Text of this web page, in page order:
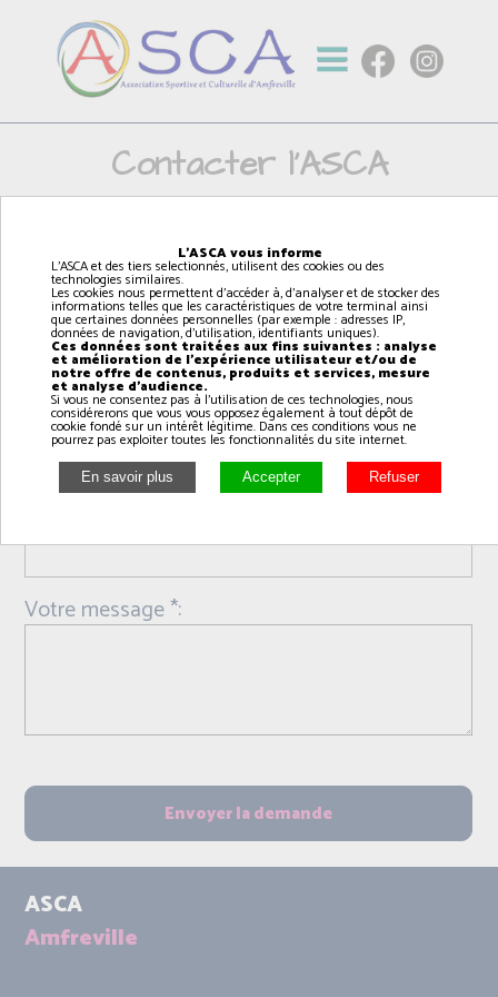
Contacter l'ASCA
Nom *:
Adresse email *:
Votre message *:
ASCA
Amfreville
L'ASCA vous informe
L'ASCA et des tiers selectionnés, utilisent des cookies ou des
technologies similaires.
Les cookies nous permettent d'accéder à, d'analyser et de stocker des
informations telles que les caractéristiques de votre terminal ainsi
que certaines données personnelles (par exemple : adresses IP,
données de navigation, d'utilisation, identifiants uniques).
Ces données sont traitées aux fins suivantes : analyse
et amélioration de l'expérience utilisateur et/ou de
notre offre de contenus, produits et services, mesure
et analyse d'audience.
Si vous ne consentez pas à l'utilisation de ces technologies, nous
considérerons que vous vous opposez également à tout dépôt de
cookie fondé sur un intérêt légitime. Dans ces conditions vous ne
pourrez pas exploiter toutes les fonctionnalités du site internet.